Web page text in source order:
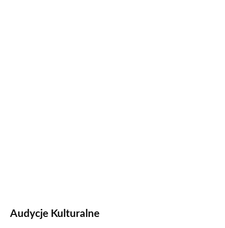
Audycje Kulturalne